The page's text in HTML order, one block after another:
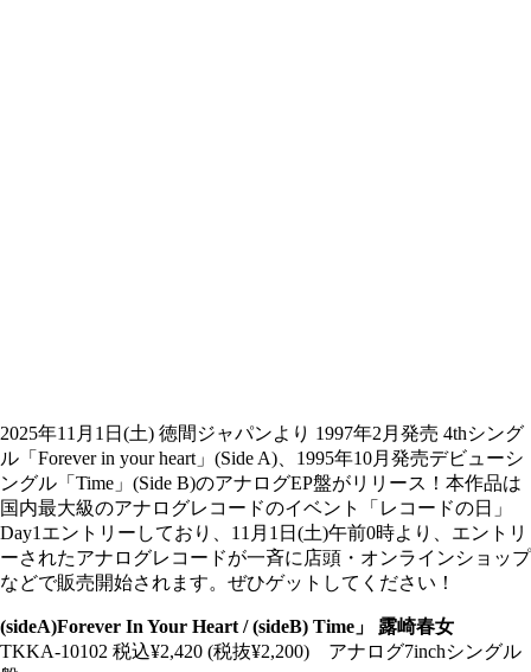
2025年11月1日(土) 徳間ジャパンより 1997年2月発売 4thシング
ル「Forever in your heart」(Side A)、1995年10月発売デビューシ
ングル「Time」(Side B)のアナログEP盤がリリース！本作品は
国内最大級のアナログレコードのイベント「レコードの日」
Day1エントリーしており、11月1日(土)午前0時より、エントリ
ーされたアナログレコードが一斉に店頭・オンラインショップ
などで販売開始されます。ぜひゲットしてください！
(sideA)Forever In Your Heart / (sideB) Time」 露崎春女
TKKA-10102 税込¥2,420 (税抜¥2,200) アナログ7inchシングル